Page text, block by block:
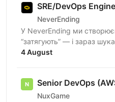
SRE/DevOps
NeverEnding
У NeverEnding ми
“затягують” — і зараз
який допоможе
4 August
Senior DevOps
NuxGame